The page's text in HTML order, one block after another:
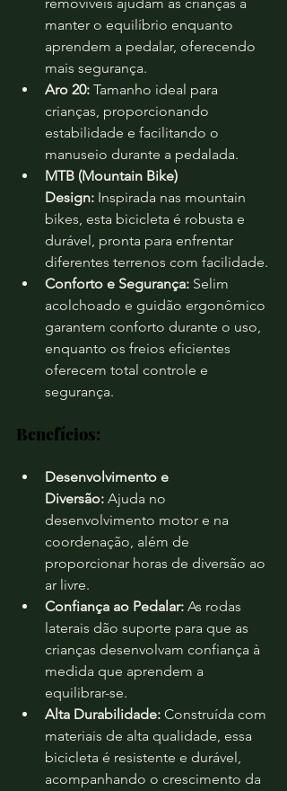
manter o equilíbrio enquanto
aprendem a pedalar, oferecendo
mais segurança.
Aro 20: Tamanho ideal para
crianças, proporcionando
estabilidade e facilitando o
manuseio durante a pedalada.
MTB (Mountain Bike)
Design: Inspirada nas mountain
bikes, esta bicicleta é robusta e
durável, pronta para enfrentar
diferentes terrenos com facilidade.
Conforto e Segurança: Selim
acolchoado e guidão ergonômico
garantem conforto durante o uso,
enquanto os freios eficientes
oferecem total controle e
segurança.
Benefícios:
Desenvolvimento e
Diversão: Ajuda no
desenvolvimento motor e na
coordenação, além de
proporcionar horas de diversão ao
ar livre.
Confiança ao Pedalar: As rodas
laterais dão suporte para que as
crianças desenvolvam confiança à
medida que aprendem a
equilibrar-se.
Alta Durabilidade: Construída com
materiais de alta qualidade, essa
bicicleta é resistente e durável,
acompanhando o crescimento da